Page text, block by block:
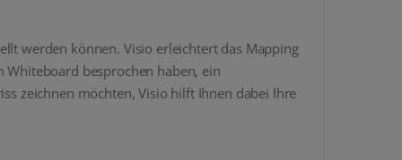
werden können. Visio erleichtert das Mapping
Whiteboard besprochen haben, ein
zeichnen möchten, Visio hilft Ihnen dabei Ihre